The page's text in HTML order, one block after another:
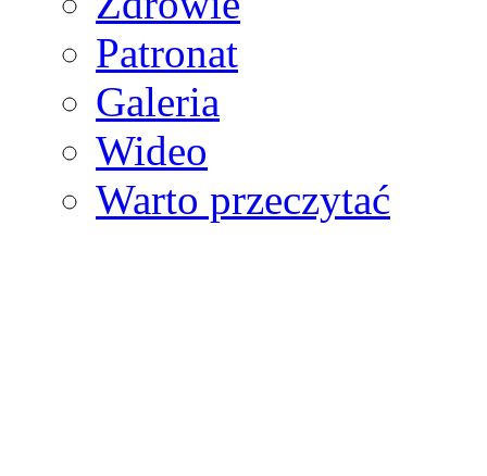
Patronat
Galeria
Wideo
Warto przeczytać